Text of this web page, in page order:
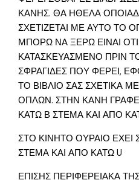
ΚΑΝΗΣ. ΘΑ ΗΘΕΛΑ
ΣΧΕΤΙΖΕΤΑΙ ΜΕ ΑΥΤΟ ΤΟ
ΜΠΟΡΩ ΝΑ ΞΕΡΩ ΕΙΝΑΙ ΟΤΙ
ΚΑΤΑΣΚΕΥΑΣΜΕΝΟ ΠΡΙΝ
ΣΦΡΑΓΙΔΕΣ ΠΟΥ ΦΕΡΕΙ,
ΤΟ ΒΙΒΛΙΟ ΣΑΣ ΣΧΕΤΙΚΑ
ΟΠΛΩΝ. ΣΤΗΝ ΚΑΝΗ
ΚΑΤΩ Β ΣΤΕΜΑ ΚΑΙ ΑΠΟ
ΣΤΟ ΚΙΝΗΤΟ ΟΥΡΑΙΟ
ΣΤΕΜΑ ΚΑΙ ΑΠΟ ΚΑΤΩ U
ΕΠΙΣΗΣ ΠΕΡΙΦΕΡΕΙΑΚΑ